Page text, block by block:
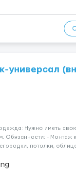
универсал
Нужно иметь
Обязанности: - Монтаж
потолки,
грунтовка,
...